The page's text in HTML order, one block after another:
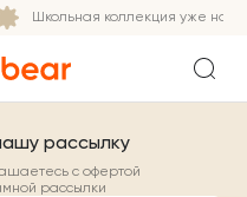
Школьная коллекция уже на
рассылку
с офертой
рассылки